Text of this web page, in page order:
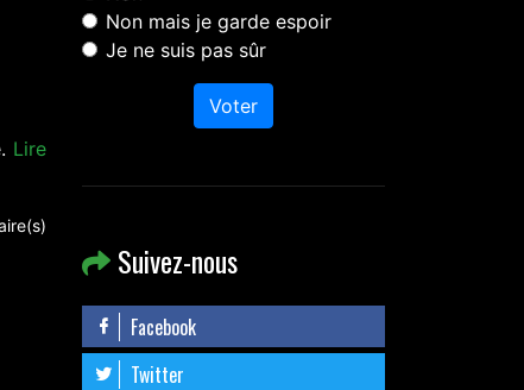
Lire
Non mais je garde espoir
Je ne suis pas sûr
Voter
Suivez-nous
Facebook
Twitter